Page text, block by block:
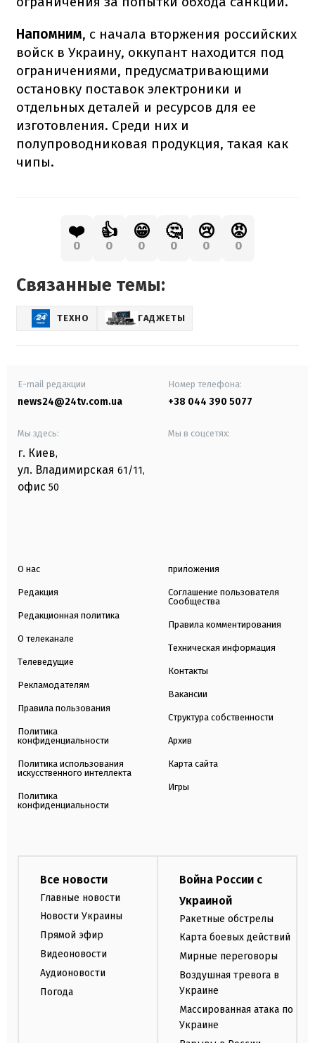
Напомним, с начала вторжения российских
войск в Украину, оккупант находится под
ограничениями, предусматривающими
остановку поставок электроники и
отдельных деталей и ресурсов для ее
изготовления. Среди них и
полупроводниковая продукция, такая как
чипы.
❤️
0
👍
0
😁
0
🤔
0
😢
0
😡
0
Связанные темы:
ТЕХНО ГАДЖЕТЫ
E-mail редакции
news24@24tv.com.ua
Номер телефона:
+38 044 390 5077
Мы здесь:
г. Киев,
ул. Владимирская 61/11,
офис 50
Мы в соцсетях:
О нас
Редакция
Редакционная политика
О телеканале
Телеведущие
Рекламодателям
Правила пользования
Политика
конфиденциальности
Политика использования
искусственного интеллекта
Политика
конфиденциальности
приложения
Соглашение пользователя
Сообщества
Правила комментирования
Техническая информация
Контакты
Вакансии
Структура собственности
Архив
Карта сайта
Игры
Все новости
Главные новости
Новости Украины
Прямой эфир
Видеоновости
Аудионовости
Погода
Война России с
Украиной
Ракетные обстрелы
Карта боевых действий
Мирные переговоры
Воздушная тревога в
Украине
Массированная атака по
Украине